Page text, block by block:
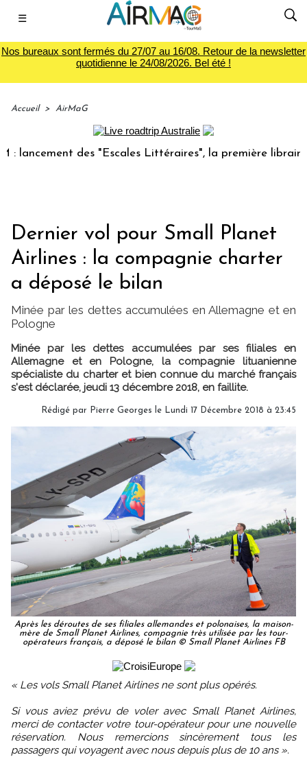
☰
Nos bureaux sont fermés du 27/07 au 16/08. Retour de la newsletter
quotidienne le 24/08/2026. Bel été !
Accueil > AirMaG
des "Escales Littéraires", la première librairie du
Dernier vol pour Small Planet
Airlines : la compagnie charter
a déposé le bilan
Minée par les dettes accumulées en Allemagne et en
Pologne
Minée par les dettes accumulées par ses filiales en
Allemagne et en Pologne, la compagnie lituanienne
spécialiste du charter et bien connue du marché français
s'est déclarée, jeudi 13 décembre 2018, en faillite.
Rédigé par Pierre Georges le Lundi 17 Décembre 2018 à 23:45
Après les déroutes de ses filiales allemandes et polonaises, la maison-
mère de Small Planet Airlines, compagnie très utilisée par les tour-
opérateurs français, a déposé le bilan © Small Planet Airlines FB
« Les vols Small Planet Airlines ne sont plus opérés.
Si vous aviez prévu de voler avec Small Planet Airlines,
merci de contacter votre tour-opérateur pour une nouvelle
réservation. Nous remercions sincèrement tous les
passagers qui voyagent avec nous depuis plus de 10 ans ».